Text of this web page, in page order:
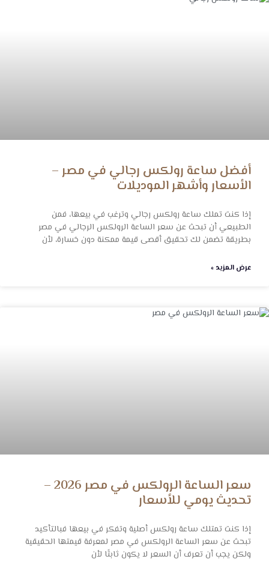
أفضل ساعة رولكس رجالي في مصر –
الأسعار وأشهر الموديلات
إذا كنت تملك ساعة رولكس رجالي وترغب في بيعها، فمن
الطبيعي أن تبحث عن سعر الساعة الرولكس الرجالي في مصر
بطريقة تضمن لك تحقيق أقصى قيمة ممكنة دون خسارة، لأن
عرض المزيد »
سعر الساعة الرولكس في مصر 2026 –
تحديث يومي للأسعار
إذا كنت تمتلك ساعة رولكس أصلية وتفكر في بيعها فبالتأكيد
تبحث عن سعر الساعة الرولكس في مصر لمعرفة قيمتها الحقيقية
ولكن يجب أن تعرف أن السعر لا يكون ثابتًا لأن